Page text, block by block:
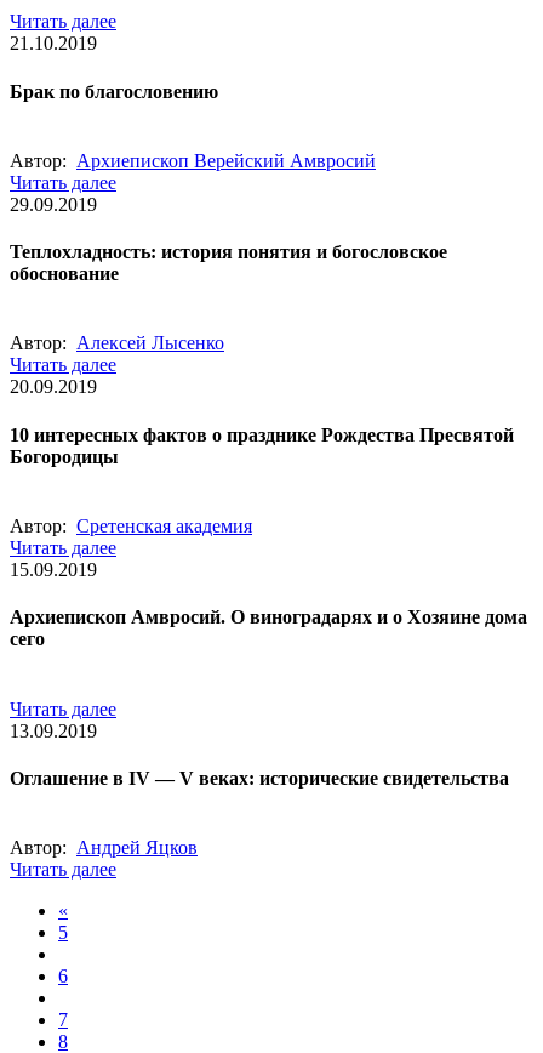
Читать далее
21.10.2019
Брак по благословению
Автор: Архиепископ Верейский Амвросий
Читать далее
29.09.2019
Теплохладность: история понятия и богословское
обоснование
Автор: Алексей Лысенко
Читать далее
20.09.2019
10 интересных фактов о празднике Рождества Пресвятой
Богородицы
Автор: Сретенская академия
Читать далее
15.09.2019
Архиепископ Амвросий. О виноградарях и о Хозяине дома
сего
Читать далее
13.09.2019
Оглашение в IV — V веках: исторические свидетельства
Автор: Андрей Яцков
Читать далее
«
5
6
7
8